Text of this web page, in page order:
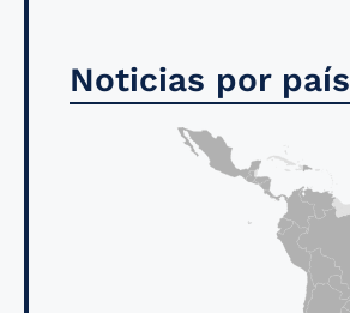
Noticias por país